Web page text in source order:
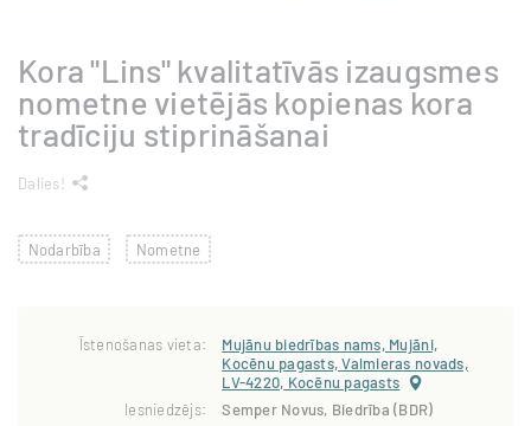
Kora "Lins" kvalitatīvās izaugsmes
nometne vietējās kopienas kora
tradīciju stiprināšanai
Dalies!
Nodarbība Nometne
Īstenošanas vieta:
Mujānu biedrības nams, Mujāni,
Kocēnu pagasts, Valmieras novads,
LV-4220, Kocēnu pagasts
Iesniedzējs:
Semper Novus, Biedrība (BDR)